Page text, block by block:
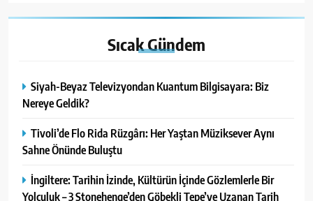
SıcakGündem
Siyah-Beyaz Televizyondan Kuantum Bilgisayara: Biz
Nereye Geldik?
Tivoli’de Flo Rida Rüzgârı: Her Yaştan Müziksever Aynı
Sahne Önünde Buluştu
İngiltere: Tarihin İzinde, Kültürün İçinde Gözlemlerle Bir
Yolculuk – 3 Stonehenge’den Göbekli Tepe’ye Uzanan Tarih